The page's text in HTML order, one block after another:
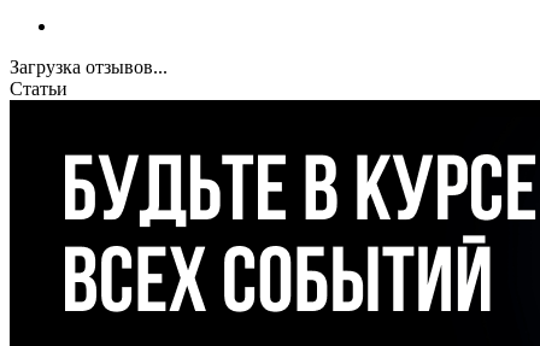
Загрузка отзывов...
Статьи